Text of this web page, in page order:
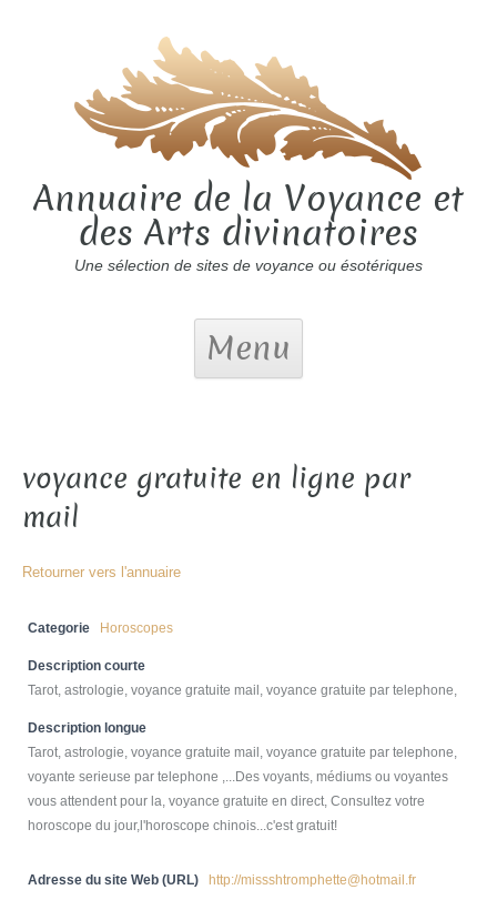
Annuaire de la Voyance et
des Arts divinatoires
Une sélection de sites de voyance ou ésotériques
Menu
voyance gratuite en ligne par
mail
Retourner vers l'annuaire
Categorie Horoscopes
Description courte
Tarot, astrologie, voyance gratuite mail, voyance gratuite par telephone,
Description longue
Tarot, astrologie, voyance gratuite mail, voyance gratuite par telephone,
voyante serieuse par telephone ,...Des voyants, médiums ou voyantes
vous attendent pour la, voyance gratuite en direct, Consultez votre
horoscope du jour,l'horoscope chinois...c'est gratuit!
Adresse du site Web (URL) http://missshtromphette@hotmail.fr